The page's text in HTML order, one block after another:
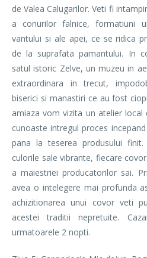
de Valea Calugarilor. Veti fi
a conurilor falnice, formatiuni
vantului si ale apei, ce se ridica
de la suprafata pamantului. In
satul istoric Zelve, un muzeu in
extraordinara in trecut,
biserici si manastiri ce au fost
amiaza vom vizita un atelier
cunoaste intregul proces
pana la teserea produsului
culorile sale vibrante, fiecare
a maiestriei producatorilor sai.
avea o intelegere mai profunda
achizitionarea unui covor veti
acestei traditii nepretuite.
urmatoarele 2 nopti.